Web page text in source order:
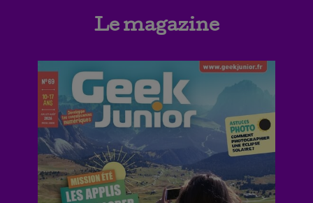
Le magazine